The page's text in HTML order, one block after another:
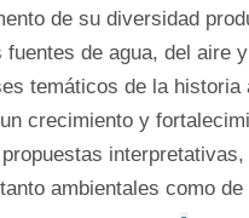
de su diversidad
de agua, del aire
temáticos de la historia
crecimiento y
ambientales como